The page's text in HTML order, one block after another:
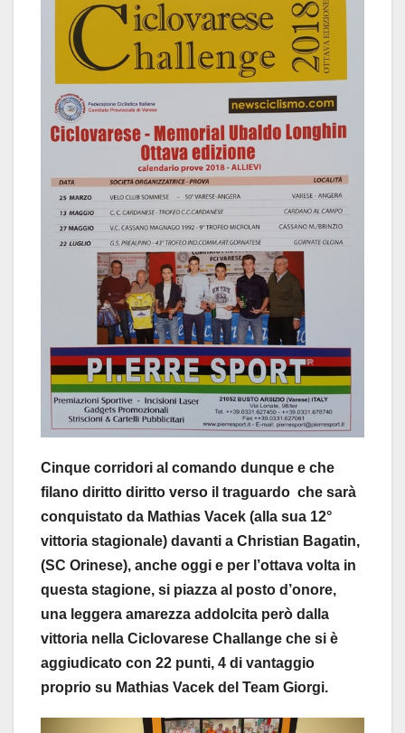
Cinque corridori al comando dunque e che
filano diritto diritto verso il traguardo che sarà
conquistato da Mathias Vacek (alla sua 12°
vittoria stagionale) davanti a Christian Bagatin,
(SC Orinese), anche oggi e per l’ottava volta in
questa stagione, si piazza al posto d’onore,
una leggera amarezza addolcita però dalla
vittoria nella Ciclovarese Challange che si è
aggiudicato con 22 punti, 4 di vantaggio
proprio su Mathias Vacek del Team Giorgi.